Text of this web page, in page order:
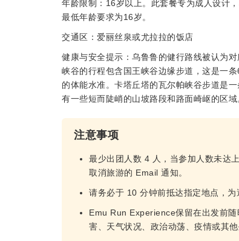
年龄限制：16岁以上。此套餐专为成人设计
最低年龄要求为16岁。
交通区：爱丽丝泉或尤拉拉的饭店
健康与安全提示：乌鲁鲁的健行路线被认为
峡谷的行程包含国王峡谷边缘步道，这是一
的体能水准。卡塔丘塔的瓦尔帕峡谷步道是
有一些短而陡峭的山坡路段和路面崎岖的区
注意事项
最少出团人数 4 人，当参加人数未达
取消旅游的 Email 通知。
请务必于 10 分钟前抵达指定地点，为
Emu Run Experience保留在出发前
害、天气状况、政治动荡、疫情或其